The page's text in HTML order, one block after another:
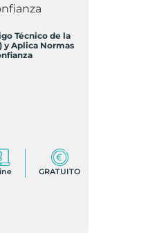
Técnico de la
y Aplica Normas
GRATUITO